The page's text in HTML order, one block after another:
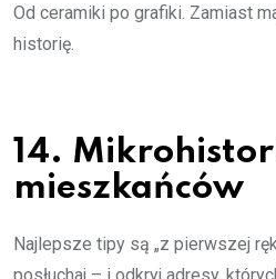
Od ceramiki po grafiki. Zamiast
historię.
14.
mieszkańców
Najlepsze tipy są „z pierwszej
posłuchaj – i odkryj adresy,